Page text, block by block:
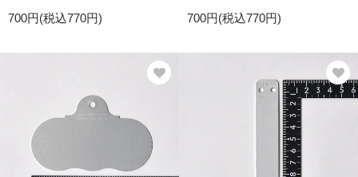
700円(税込770円) 700円(税込770円)